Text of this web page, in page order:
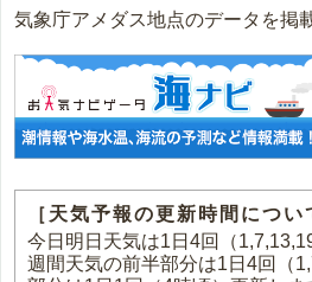
気象庁アメダス地点のデータを掲
［天気予報の更新時間につい
今日明日天気は1日4回（
週間天気の前半部分は1日4回（